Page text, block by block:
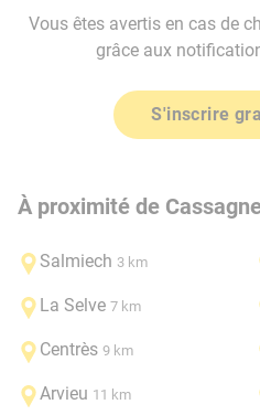
Vous êtes avertis en cas de
grâce aux
S'inscrire
À proximité de
Salmiech 3 km
La Selve 7 km
Centrès 9 km
Arvieu 11 km